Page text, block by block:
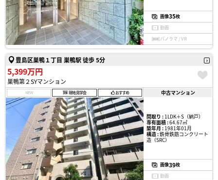
画像35枚
動画
パノラマ / VR
豊島区巣鴨１丁目 巣鴨駅 徒歩 5分
5,399万円
巣鴨第２SYマンション
NEW 現地見学会 おすすめ 中古マンション
間取り :1LDK＋S（納戸）
専有面積 :64.67㎡
築年月 :1981年01月
構造 :鉄骨鉄筋コンクリート
造（SRC）
画像39枚
動画